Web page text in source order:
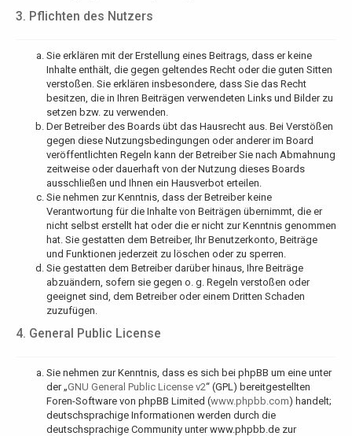
3. Pflichten des Nutzers
Sie erklären mit der Erstellung eines Beitrags, dass er keine
Inhalte enthält, die gegen geltendes Recht oder die guten Sitten
verstoßen. Sie erklären insbesondere, dass Sie das Recht
besitzen, die in Ihren Beiträgen verwendeten Links und Bilder zu
setzen bzw. zu verwenden.
Der Betreiber des Boards übt das Hausrecht aus. Bei Verstößen
gegen diese Nutzungsbedingungen oder anderer im Board
veröffentlichten Regeln kann der Betreiber Sie nach Abmahnung
zeitweise oder dauerhaft von der Nutzung dieses Boards
ausschließen und Ihnen ein Hausverbot erteilen.
Sie nehmen zur Kenntnis, dass der Betreiber keine
Verantwortung für die Inhalte von Beiträgen übernimmt, die er
nicht selbst erstellt hat oder die er nicht zur Kenntnis genommen
hat. Sie gestatten dem Betreiber, Ihr Benutzerkonto, Beiträge
und Funktionen jederzeit zu löschen oder zu sperren.
Sie gestatten dem Betreiber darüber hinaus, Ihre Beiträge
abzuändern, sofern sie gegen o. g. Regeln verstoßen oder
geeignet sind, dem Betreiber oder einem Dritten Schaden
zuzufügen.
4. General Public License
Sie nehmen zur Kenntnis, dass es sich bei phpBB um eine unter
der „GNU General Public License v2“ (GPL) bereitgestellten
Foren-Software von phpBB Limited (www.phpbb.com) handelt;
deutschsprachige Informationen werden durch die
deutschsprachige Community unter www.phpbb.de zur